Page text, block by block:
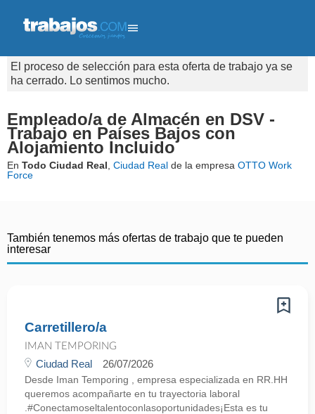
El proceso de selección para esta oferta de trabajo ya se
ha cerrado. Lo sentimos mucho.
Empleado/a de Almacén en DSV -
Trabajo en Países Bajos con
Alojamiento Incluido
En Todo Ciudad Real Ciudad Real de la empresa OTTO Work
Force
También tenemos más ofertas de trabajo que te pueden
interesar
Carretillero/a
IMAN TEMPORING
Ciudad Real 26/07/2026
Desde Iman Temporing , empresa especializada en RR.HH
queremos acompañarte en tu trayectoria laboral
.#Conectamoseltalentoconlasoportunidades¡Esta es tu